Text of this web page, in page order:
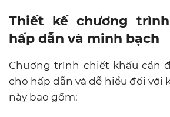
Thiết kế chương
hấp dẫn và minh bạch
Chương trình chiết khấu cần
cho hấp dẫn và dễ hiểu đối với
này bao gồm: